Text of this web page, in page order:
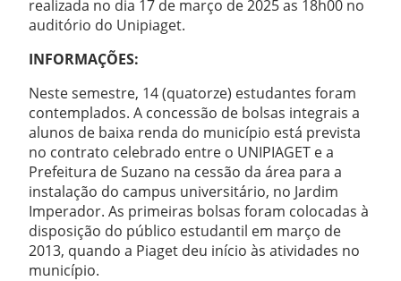
realizada no dia 17 de março de 2025 as 18h00 no
auditório do Unipiaget.
INFORMAÇÕES:
Neste semestre, 14 (quatorze) estudantes foram
contemplados. A concessão de bolsas integrais a
alunos de baixa renda do município está prevista
no contrato celebrado entre o UNIPIAGET e a
Prefeitura de Suzano na cessão da área para a
instalação do campus universitário, no Jardim
Imperador. As primeiras bolsas foram colocadas à
disposição do público estudantil em março de
2013, quando a Piaget deu início às atividades no
município.